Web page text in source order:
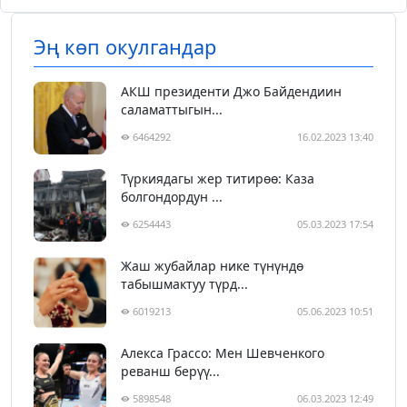
Эң көп окулгандар
АКШ президенти Джо Байдендиин
саламаттыгын...
6464292 16.02.2023 13:40
Түркиядагы жер титирөө: Каза
болгондордун ...
6254443 05.03.2023 17:54
Жаш жубайлар нике түнүндө
табышмактуу түрд...
6019213 05.06.2023 10:51
Алекса Грассо: Мен Шевченкого
реванш берүү...
5898548 06.03.2023 12:49